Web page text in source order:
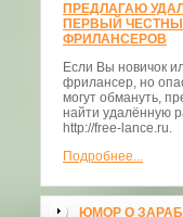
ПРЕДЛАГАЮ
ПЕРВЫЙ
ФРИЛАНСЕРОВ
Если Вы новичок
фрилансер, но
могут обмануть,
найти удалённую
http://free-lance.ru.
Подробнее...
ЮМОР О